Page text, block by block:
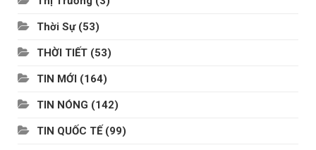
Thời Sự(53)
THỜI TIẾT (53)
TIN MỚI (164)
TIN NÓNG (142)
TIN QUỐC TẾ (99)